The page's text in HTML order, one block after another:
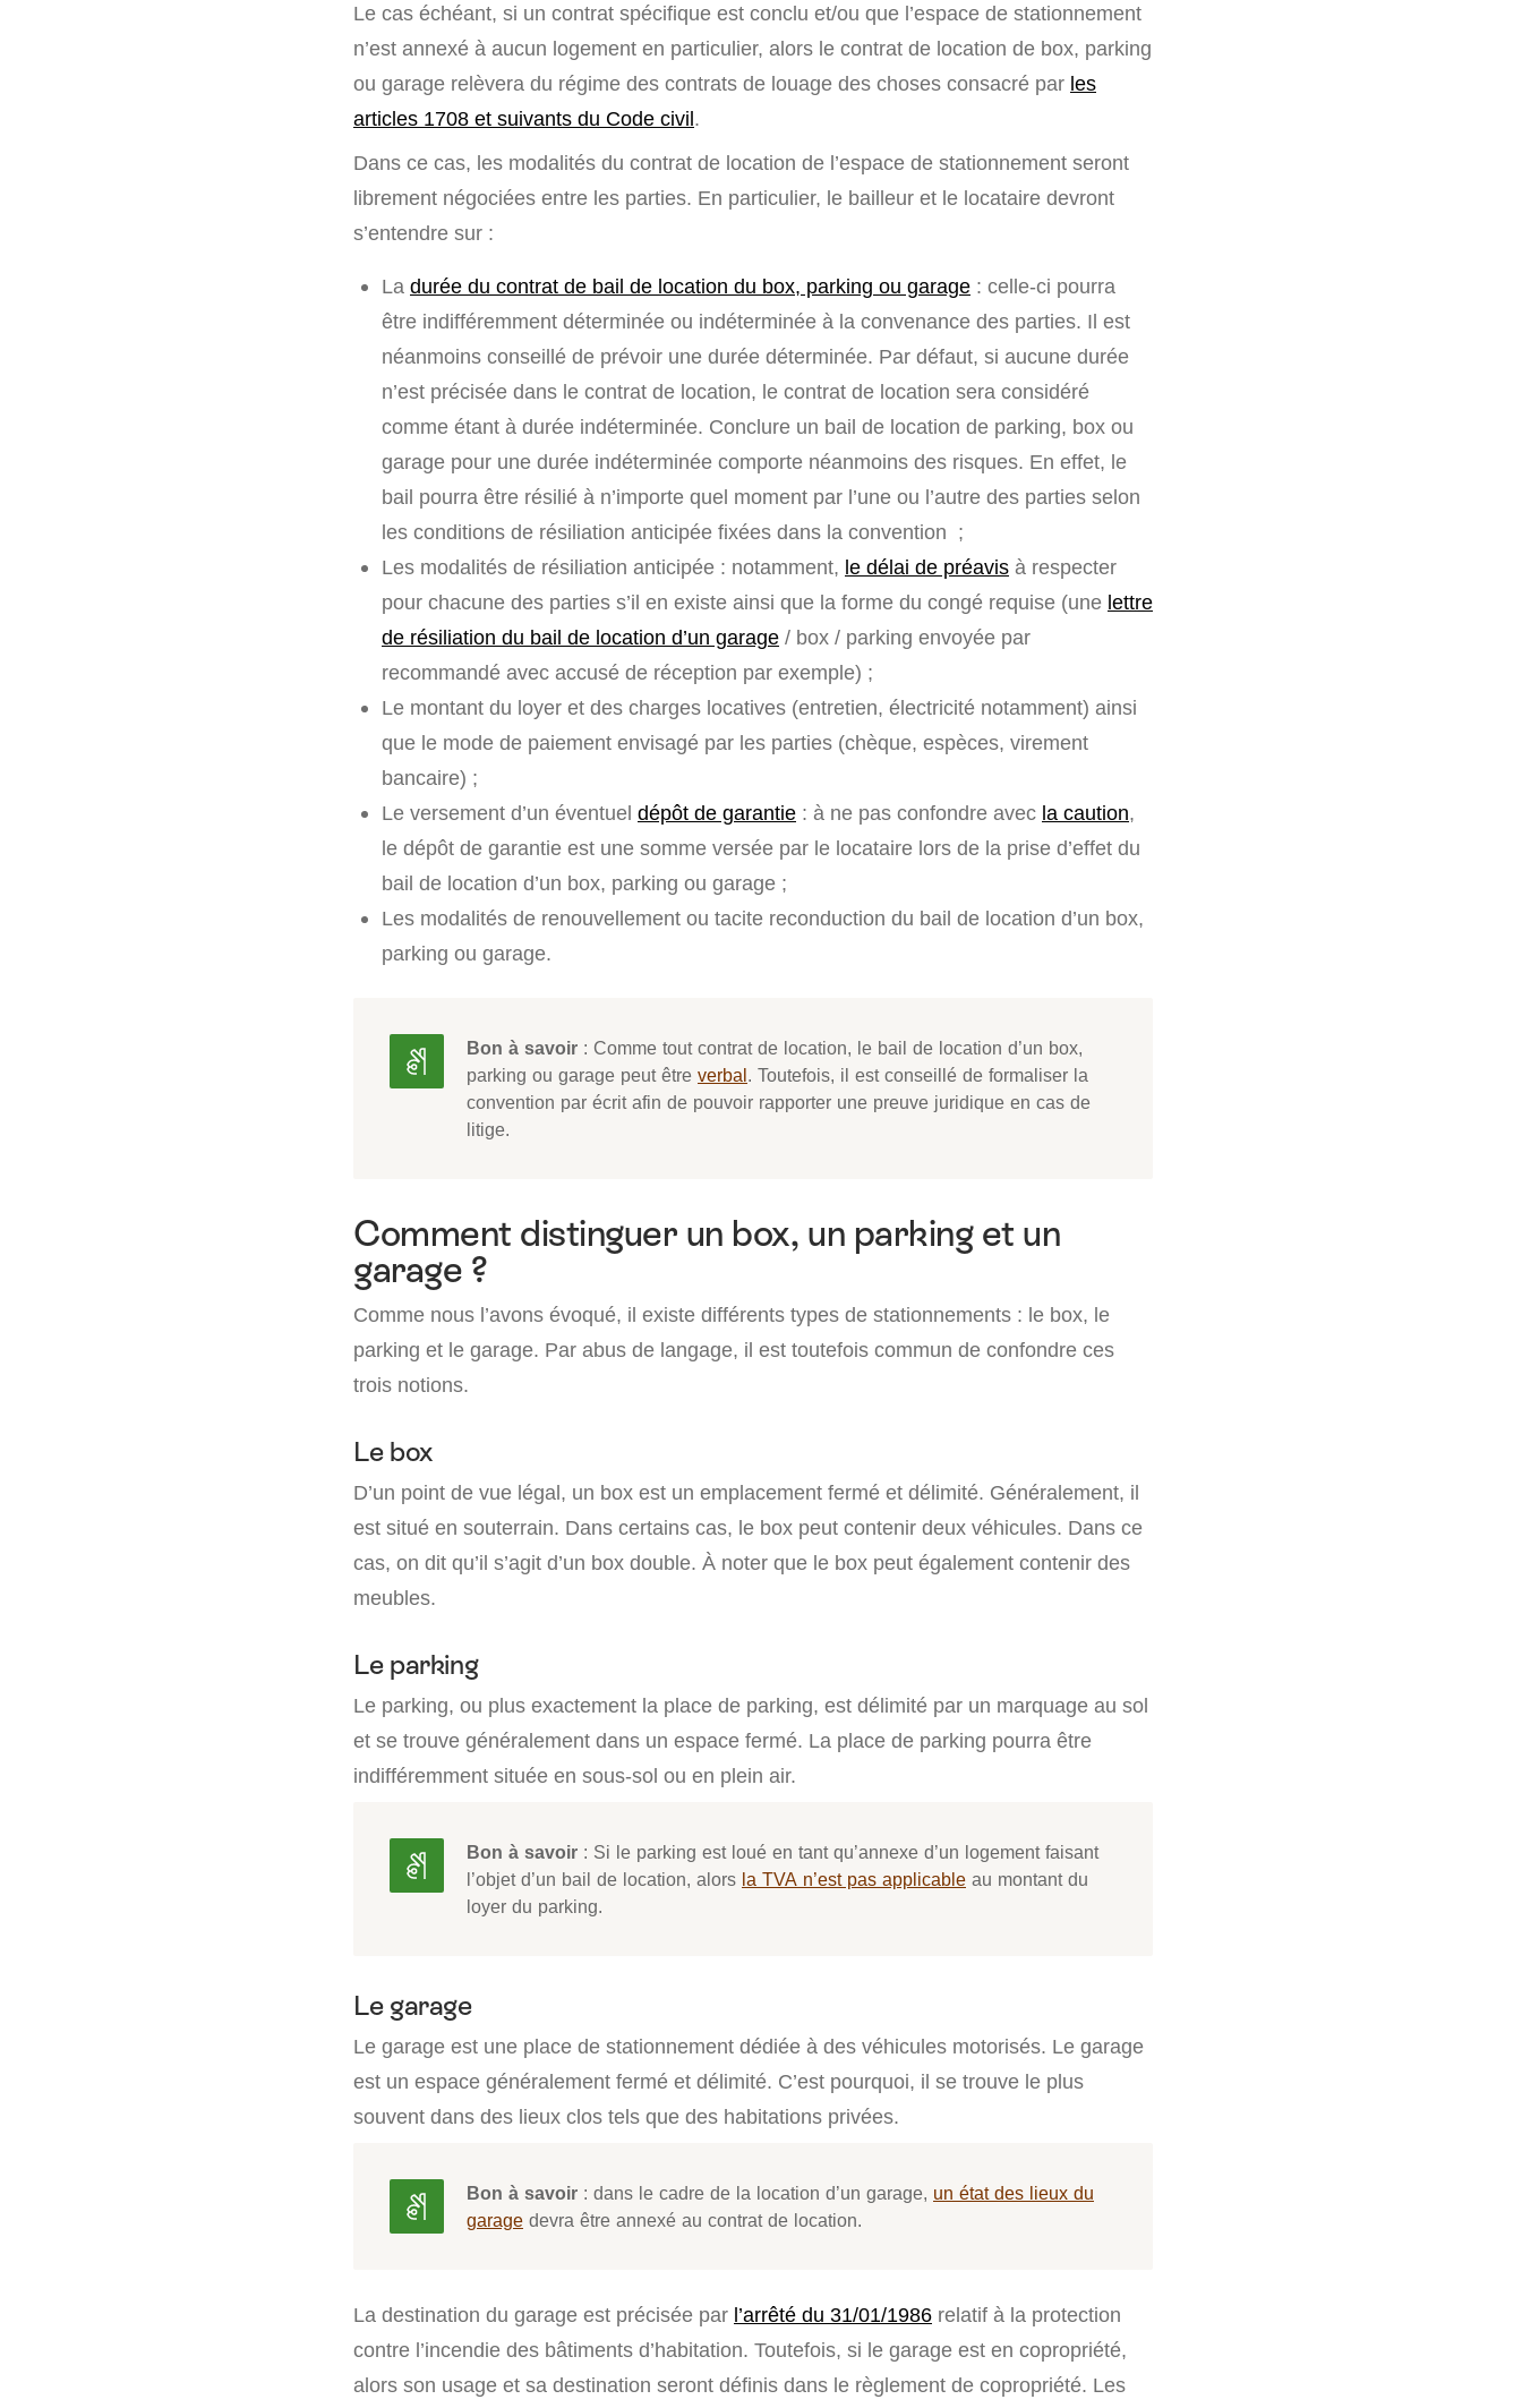
Le cas échéant, si un contrat spécifique est conclu et/ou que l’espace de stationnement
n’est annexé à aucun logement en particulier, alors le contrat de location de box, parking
ou garage relèvera du régime des contrats de louage des choses consacré par les
articles 1708 et suivants du Code civil.
Dans ce cas, les modalités du contrat de location de l’espace de stationnement seront
librement négociées entre les parties. En particulier, le bailleur et le locataire devront
s’entendre sur :
La durée du contrat de bail de location du box, parking ou garage : celle-ci pourra
être indifféremment déterminée ou indéterminée à la convenance des parties. Il est
néanmoins conseillé de prévoir une durée déterminée. Par défaut, si aucune durée
n’est précisée dans le contrat de location, le contrat de location sera considéré
comme étant à durée indéterminée. Conclure un bail de location de parking, box ou
garage pour une durée indéterminée comporte néanmoins des risques. En effet, le
bail pourra être résilié à n’importe quel moment par l’une ou l’autre des parties selon
les conditions de résiliation anticipée fixées dans la convention ;
Les modalités de résiliation anticipée : notamment, le délai de préavis à respecter
pour chacune des parties s’il en existe ainsi que la forme du congé requise (une lettre
de résiliation du bail de location d’un garage / box / parking envoyée par
recommandé avec accusé de réception par exemple) ;
Le montant du loyer et des charges locatives (entretien, électricité notamment) ainsi
que le mode de paiement envisagé par les parties (chèque, espèces, virement
bancaire) ;
Le versement d’un éventuel dépôt de garantie : à ne pas confondre avec la caution,
le dépôt de garantie est une somme versée par le locataire lors de la prise d’effet du
bail de location d’un box, parking ou garage ;
Les modalités de renouvellement ou tacite reconduction du bail de location d’un box,
parking ou garage.
Bon à savoir : Comme tout contrat de location, le bail de location d’un box,
parking ou garage peut être verbal. Toutefois, il est conseillé de formaliser la
convention par écrit afin de pouvoir rapporter une preuve juridique en cas de
litige.
Comment distinguer un box, un parking et un
garage ?
Comme nous l’avons évoqué, il existe différents types de stationnements : le box, le
parking et le garage. Par abus de langage, il est toutefois commun de confondre ces
trois notions.
Le box
D’un point de vue légal, un box est un emplacement fermé et délimité. Généralement, il
est situé en souterrain. Dans certains cas, le box peut contenir deux véhicules. Dans ce
cas, on dit qu’il s’agit d’un box double. À noter que le box peut également contenir des
meubles.
Le parking
Le parking, ou plus exactement la place de parking, est délimité par un marquage au sol
et se trouve généralement dans un espace fermé. La place de parking pourra être
indifféremment située en sous-sol ou en plein air.
Bon à savoir : Si le parking est loué en tant qu’annexe d’un logement faisant
l’objet d’un bail de location, alors la TVA n’est pas applicable au montant du
loyer du parking.
Le garage
Le garage est une place de stationnement dédiée à des véhicules motorisés. Le garage
est un espace généralement fermé et délimité. C’est pourquoi, il se trouve le plus
souvent dans des lieux clos tels que des habitations privées.
Bon à savoir : dans le cadre de la location d’un garage, un état des lieux du
garage devra être annexé au contrat de location.
La destination du garage est précisée par l’arrêté du 31/01/1986 relatif à la protection
contre l’incendie des bâtiments d’habitation. Toutefois, si le garage est en copropriété,
alors son usage et sa destination seront définis dans le règlement de copropriété. Les